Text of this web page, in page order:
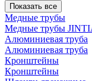
Показать все
Медные трубы
Медные трубы
Алюминиевая труба
Алюминиевая труба
Кронштейны
Кронштейны